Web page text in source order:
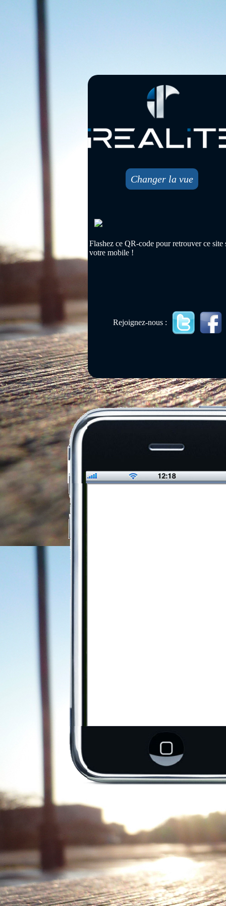
Changer la vue
Flashez ce QR-code pour retrouver ce site
votre mobile !
Rejoignez-nous :